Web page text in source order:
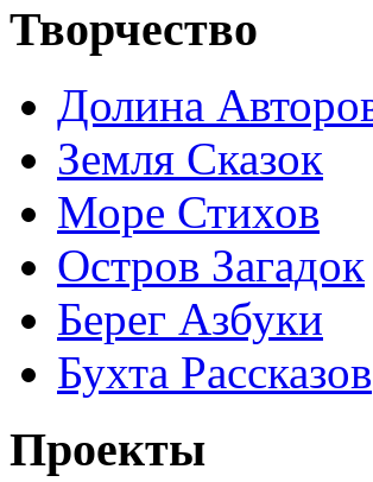
Творчество
Долина
Земля Сказок
Море Стихов
Остров Загадок
Берег Азбуки
Бухта Рассказов
Проекты